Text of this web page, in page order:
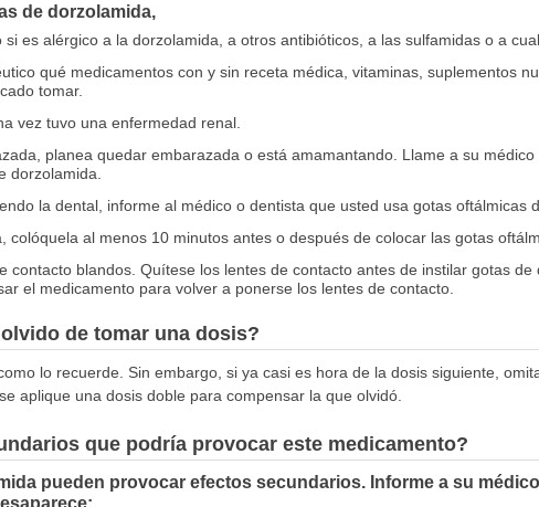
de dorzolamida,
es alérgico a la dorzolamida, a otros antibióticos, a las sulfamidas o a
qué medicamentos con y sin receta médica, vitaminas, suplementos
tomar.
vez tuvo una enfermedad renal.
planea quedar embarazada o está amamantando. Llame a su
dorzolamida.
la dental, informe al médico o dentista que usted usa gotas oftálmicas
colóquela al menos 10 minutos antes o después de colocar las gotas
contacto blandos. Quítese los lentes de contacto antes de instilar gotas
el medicamento para volver a ponerse los lentes de contacto.
de tomar una dosis?
lo recuerde. Sin embargo, si ya casi es hora de la dosis siguiente,
aplique una dosis doble para compensar la que olvidó.
que podría provocar este medicamento?
pueden provocar efectos secundarios. Informe a su